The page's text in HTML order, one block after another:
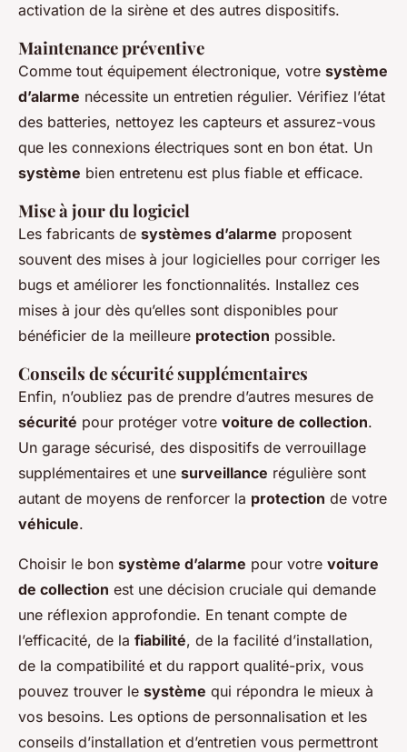
activation de la sirène et des autres dispositifs.
Maintenance préventive
Comme tout équipement électronique, votre système
d’alarme nécessite un entretien régulier. Vérifiez l’état
des batteries, nettoyez les capteurs et assurez-vous
que les connexions électriques sont en bon état. Un
système bien entretenu est plus fiable et efficace.
Mise à jour du logiciel
Les fabricants de systèmes d’alarme proposent
souvent des mises à jour logicielles pour corriger les
bugs et améliorer les fonctionnalités. Installez ces
mises à jour dès qu’elles sont disponibles pour
bénéficier de la meilleure protection possible.
Conseils de sécurité supplémentaires
Enfin, n’oubliez pas de prendre d’autres mesures de
sécurité pour protéger votre voiture de collection.
Un garage sécurisé, des dispositifs de verrouillage
supplémentaires et une surveillance régulière sont
autant de moyens de renforcer la protection de votre
véhicule.
Choisir le bon système d’alarme pour votre voiture
de collection est une décision cruciale qui demande
une réflexion approfondie. En tenant compte de
l’efficacité, de la fiabilité, de la facilité d’installation,
de la compatibilité et du rapport qualité-prix, vous
pouvez trouver le système qui répondra le mieux à
vos besoins. Les options de personnalisation et les
conseils d’installation et d’entretien vous permettront